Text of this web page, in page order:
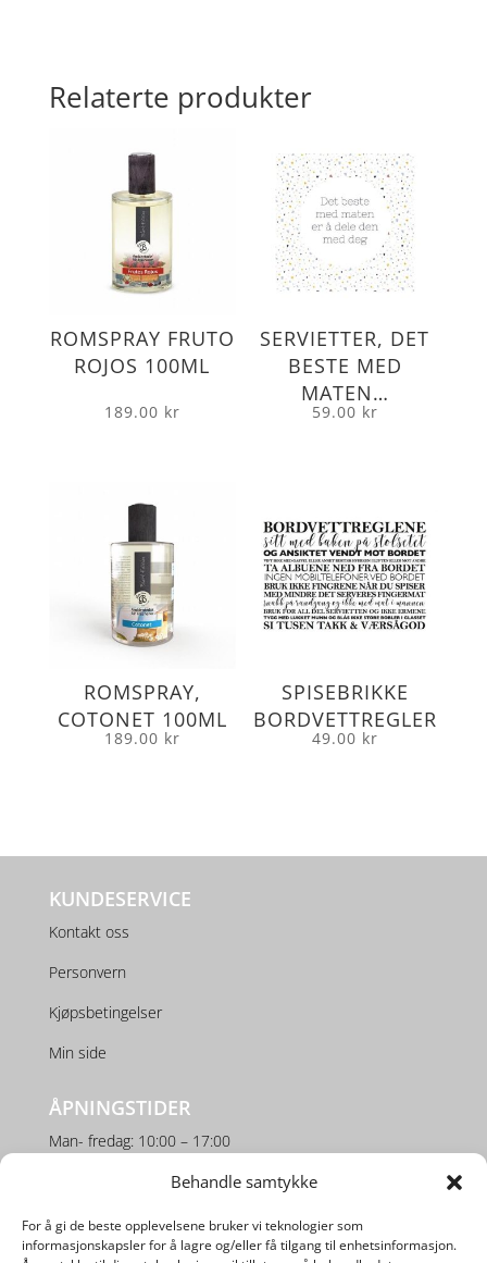
Behandle samtykke
For å gi de beste opplevelsene bruker vi teknologier som
informasjonskapsler for å lagre og/eller få tilgang til enhetsinformasjon.
Relaterte produkter
ROMSPRAY FRUTO
ROJOS 100ML
189.00 kr
SERVIETTER, DET
BESTE MED
MATEN…
59.00 kr
ROMSPRAY,
COTONET 100ML
189.00 kr
SPISEBRIKKE
BORDVETTREGLER
49.00 kr
KUNDESERVICE
Kontakt oss
Personvern
Kjøpsbetingelser
Min side
ÅPNINGSTIDER
Man- fredag: 10:00 – 17:00
Lørdag: 10:00 – 16:00
SOSIALE MEDIER